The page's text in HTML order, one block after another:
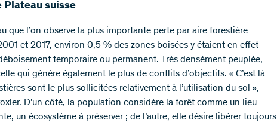
Plateau suisse
que l’on observe la plus importante perte par aire forestière
et 2017, environ 0,5 % des zones boisées y étaient en effet
temporaire ou permanent. Très densément peuplée,
qui génère également le plus de conflits d’objectifs. « C’est là
sont le plus sollicitées relativement à l’utilisation du sol »,
D’un côté, la population considère la forêt comme un lieu
un écosystème à préserver ; de l’autre, elle désire libérer toujours